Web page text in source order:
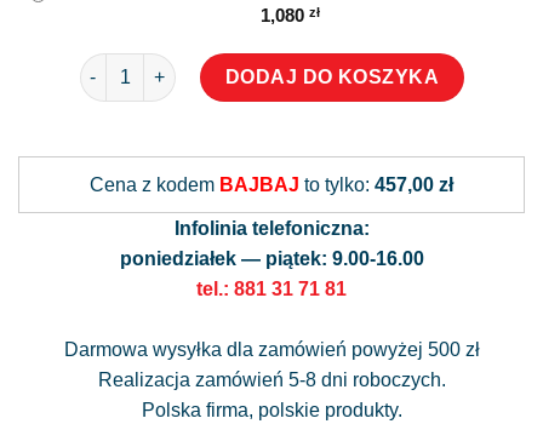
1,080 zł
ilość Fototapeta róża
DODAJ DO KOSZYKA
Cena z kodem BAJBAJ to tylko: 457,00 zł
Infolinia telefoniczna:
poniedziałek — piątek: 9.00-16.00
tel.: 881 31 71 81
Darmowa wysyłka dla zamówień powyżej 500 zł
Realizacja zamówień 5-8 dni roboczych.
Polska firma, polskie produkty.